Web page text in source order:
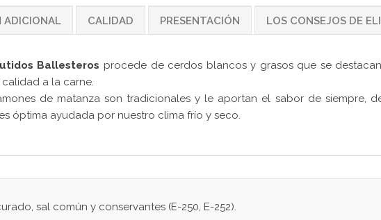
ADICIONAL CALIDAD PRESENTACIÓN LOS CONSEJOS DE
Ballesteros procede de cerdos blancos y grasos que se
a la carne.
de matanza son tradicionales y le aportan el sabor de siempre,
óptima ayudada por nuestro clima frío y seco.
sal común y conservantes (E-250, E-252).